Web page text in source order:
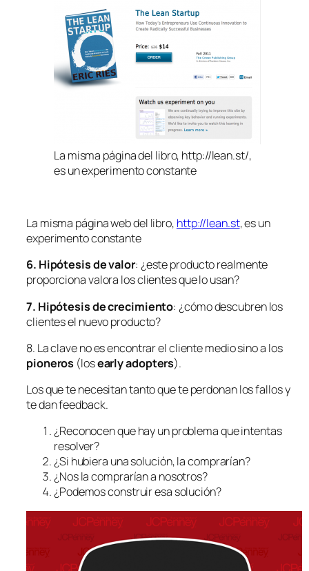
La misma página del libro, http://lean.st/,
es un experimento constante
La misma página web del libro, http://lean.st, es un
experimento constante
6. Hipótesis de valor: ¿este producto realmente
proporcionavalora los clientes que lo usan?
7. Hipótesis de crecimiento: ¿cómodescubren los
clientes el nuevo producto?
8. La clave no es encontrar el cliente medio sino a los
pioneros (losearly adopters).
Los que te necesitan tanto que te perdonan los fallos y
te dan feedback.
¿Reconocen que hay un problema que intentas
resolver?
¿Si hubiera una solución, la comprarían?
¿Nos la comprarían a nosotros?
¿Podemos construir esa solución?